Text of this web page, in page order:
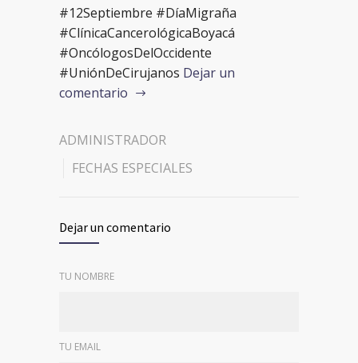
#12Septiembre #DíaMigraña
#ClínicaCancerológicaBoyacá
#OncólogosDelOccidente
#UniónDeCirujanos Dejar un
comentario
ADMINISTRADOR
FECHAS ESPECIALES
Dejar un comentario
TU NOMBRE
TU EMAIL